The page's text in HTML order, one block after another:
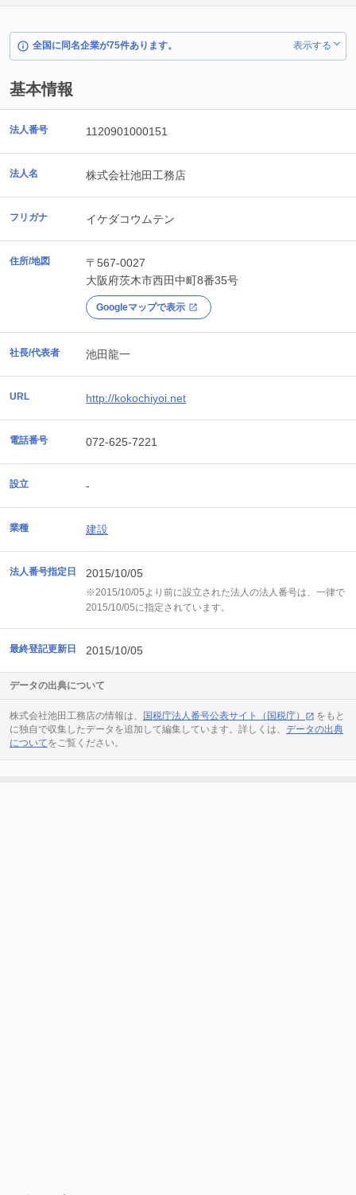
全国に同名企業が75件あります。 表示する
基本情報
法人番号 1120901000151
法人名 株式会社池田工務店
フリガナ イケダコウムテン
住所/地図
〒567-0027
大阪府茨木市西田中町8番35号
Googleマップで表示
社長/代表者 池田龍一
URL http://kokochiyoi.net
電話番号 072-625-7221
設立 -
業種 建設
法人番号指定日 2015/10/05
※2015/10/05より前に設立された法人の法人番号は、一律で
2015/10/05に指定されています。
最終登記更新日 2015/10/05
データの出典について
株式会社池田工務店の情報は、 国税庁法人番号公表サイト（国税庁）
をもと
に独自で収集したデータを追加して編集しています。詳しくは、 データの出典
についてをご覧ください。